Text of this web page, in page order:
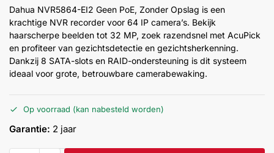
Inbraakbeveiliging
Merken
Help &
service
Dahua NVR5864-EI2 Geen PoE, Zonder Opslag is een
krachtige NVR recorder voor 64 IP camera’s. Bekijk
haarscherpe beelden tot 32 MP, zoek razendsnel met AcuPick
en profiteer van gezichtsdetectie en gezichtsherkenning.
Dankzij 8 SATA-slots en RAID-ondersteuning is dit systeem
ideaal voor grote, betrouwbare camerabewaking.
Op voorraad (kan nabesteld worden)
Garantie: 2 jaar